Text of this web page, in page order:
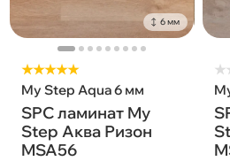
6 мм
★★★★★
My Step Aqua 6 мм
SPC ламинат My
Step Аква Ризон
MSA56
★